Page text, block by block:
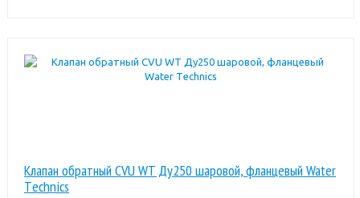
Клапан обратный CVU WT Ду250 шаровой, фланцевый Water
Тechnics